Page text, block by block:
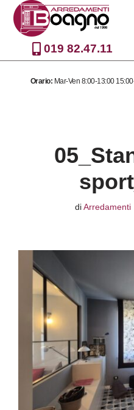
Vai
contenuto
019 82.47.11
Orario: Mar-Ven 8:00-13:00
di Arredamenti